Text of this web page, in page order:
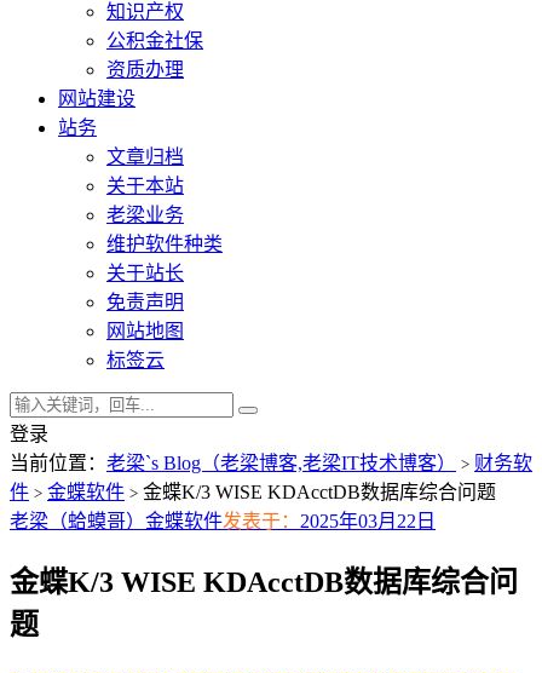
知识产权
公积金社保
资质办理
网站建设
站务
文章归档
关于本站
老梁业务
维护软件种类
关于站长
免责声明
网站地图
标签云
登录
当前位置： 老梁`s Blog（老梁博客,老梁IT技术博客） > 财务软
件 > 金蝶软件 > 金蝶K/3 WISE KDAcctDB数据库综合问题
老梁（蛤蟆哥） 金蝶软件发表于： 2025年03月22日
金蝶K/3 WISE KDAcctDB数据库综合问
题